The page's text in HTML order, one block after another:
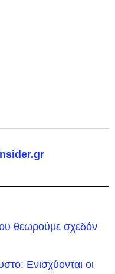
θεωρούμε σχεδόν
Ενισχύονται οι